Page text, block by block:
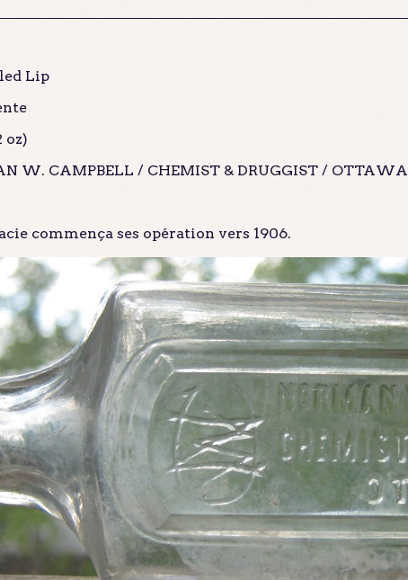
Lip
oz)
W. CAMPBELL / CHEMIST & DRUGGIST / OTTAWA
commença ses opération vers 1906.